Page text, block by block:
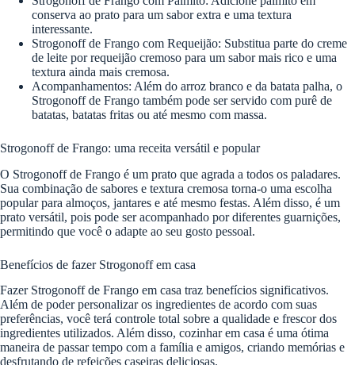
conserva ao prato para um sabor extra e uma textura
interessante.
Strogonoff de Frango com Requeijão: Substitua parte do creme
de leite por requeijão cremoso para um sabor mais rico e uma
textura ainda mais cremosa.
Acompanhamentos: Além do arroz branco e da batata palha, o
Strogonoff de Frango também pode ser servido com purê de
batatas, batatas fritas ou até mesmo com massa.
Strogonoff de Frango: uma receita versátil e popular
O Strogonoff de Frango é um prato que agrada a todos os paladares.
Sua combinação de sabores e textura cremosa torna-o uma escolha
popular para almoços, jantares e até mesmo festas. Além disso, é um
prato versátil, pois pode ser acompanhado por diferentes guarnições,
permitindo que você o adapte ao seu gosto pessoal.
Benefícios de fazer Strogonoff em casa
Fazer Strogonoff de Frango em casa traz benefícios significativos.
Além de poder personalizar os ingredientes de acordo com suas
preferências, você terá controle total sobre a qualidade e frescor dos
ingredientes utilizados. Além disso, cozinhar em casa é uma ótima
maneira de passar tempo com a família e amigos, criando memórias e
desfrutando de refeições caseiras deliciosas.